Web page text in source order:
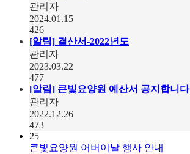
관리자
2024.01.15
426
[알림] 결산서-2022년도
관리자
2023.03.22
477
[알림] 큰빛요양원 예산서 공지합니다
관리자
2022.12.26
473
25
큰빛요양원 어버이날 행사 안내